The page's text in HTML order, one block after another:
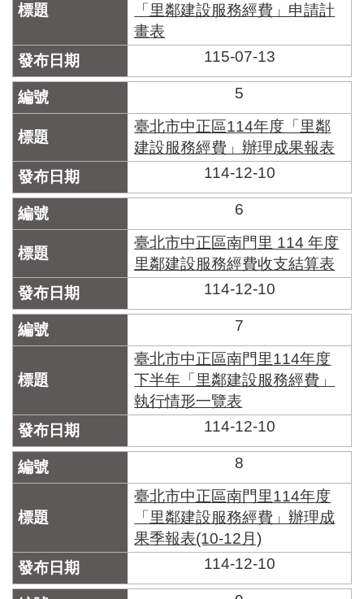
鄰
冊
「里鄰建設服務經費」申請計
畫表
115-07-13
5
臺北市中正區114年度「里鄰
建設服務經費」辦理成果報表
114-12-10
6
臺北市中正區南門里 114 年度
里鄰建設服務經費收支結算表
114-12-10
7
臺北市中正區南門里114年度
下半年「里鄰建設服務經費」
執行情形一覽表
114-12-10
8
臺北市中正區南門里114年度
「里鄰建設服務經費」辦理成
果季報表(10-12月)
114-12-10